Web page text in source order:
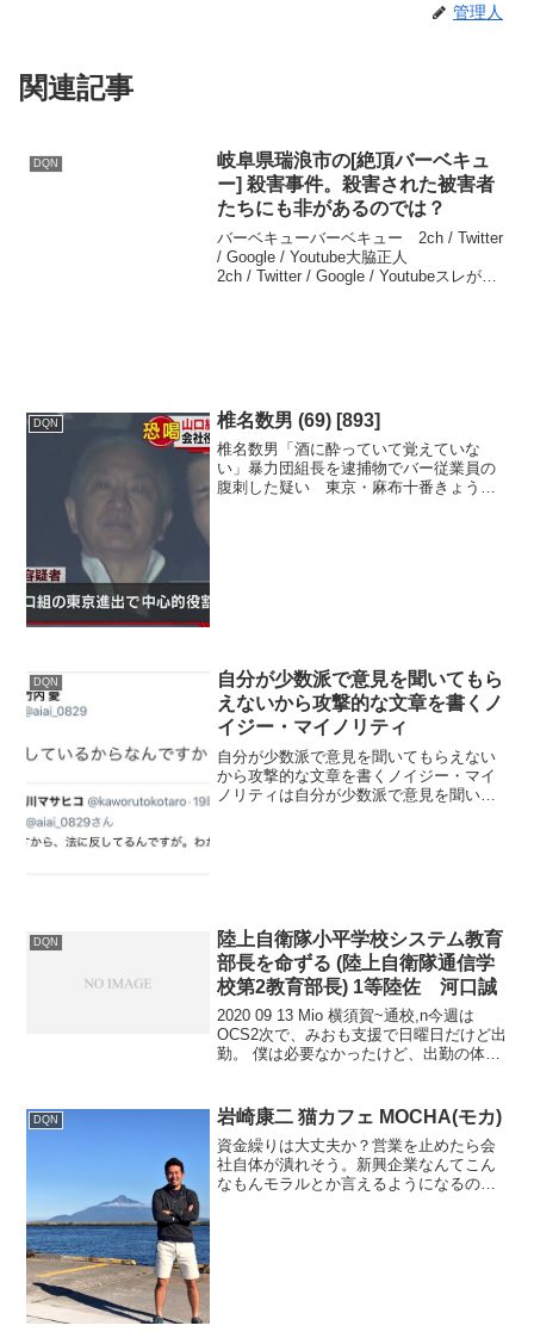
管理人
関連記事
DQN
岐阜県瑞浪市の[絶頂バーベキュ
ー] 殺害事件。殺害された被害者
たちにも非があるのでは？
バーベキューバーベキュー 2ch / Twitter
/ Google / Youtube大脇正人
2ch / Twitter / Google / Youtubeスレが伸
DQN 椎名数男 (69) [893]
椎名数男「酒に酔っていて覚えていな
い」暴力団組長を逮捕物でバー従業員の
腹刺した疑い 東京・麻布十番きょう未
DQN
自分が少数派で意見を聞いてもら
えないから攻撃的な文章を書くノ
イジー・マイノリティ
自分が少数派で意見を聞いてもらえない
から攻撃的な文章を書くノイジー・マイ
ノリティは自分が少数派で意見を聞いて
DQN
陸上自衛隊小平学校システム教育
部長を命ずる (陸上自衛隊通信学
校第2教育部長) 1等陸佐 河口誠
2020 09 13 Mio 横須賀~通校,n今週は
OCS2次で、みおも支援で日曜日だけど出
勤。 僕は必要なかったけど、出勤の体で
ったら暗くて誰もいない。 早速み...
DQN 岩崎康二 猫カフェ MOCHA(モカ)
資金繰りは大丈夫か？営業を止めたら会
社自体が潰れそう。新興企業なんてこん
なもんモラルとか言えるようになるのは